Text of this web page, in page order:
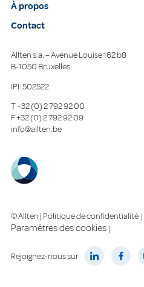
À propos
Contact
Allten s.a. – Avenue Louise 162 b8
B-1050 Bruxelles
IPI: 502522
T+32 (0) 2 792 92 00
F+32 (0) 2 792 92 09
info@allten.be
© Allten | Politique de confidentialité |
Paramètres des cookies |
Rejoignez-nous sur